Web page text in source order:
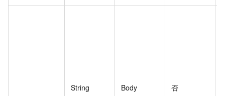
String Body 否